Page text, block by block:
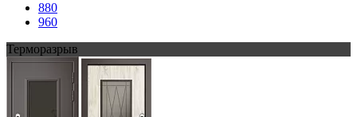
880
960
Терморазрыв